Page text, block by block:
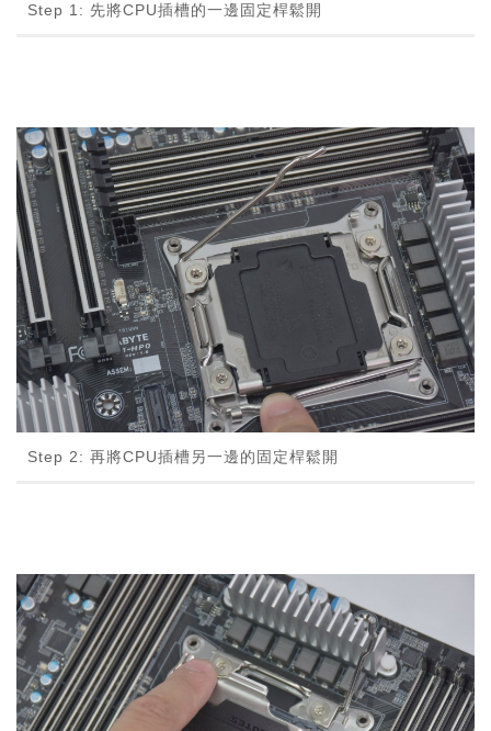
Step 1: 先將CPU插槽的一邊固定桿鬆開
Step 2: 再將CPU插槽另一邊的固定桿鬆開